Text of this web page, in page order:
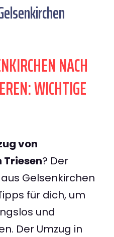
NACH
WICHTIGE
von
Triesen? Der
Gelsenkirchen
für dich, um
und
Der Umzug in